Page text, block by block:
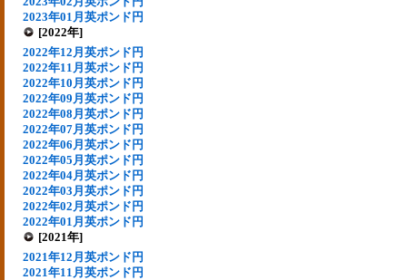
2023年01月英ポンド円
[2022年]
2022年12月英ポンド円
2022年11月英ポンド円
2022年10月英ポンド円
2022年09月英ポンド円
2022年08月英ポンド円
2022年07月英ポンド円
2022年06月英ポンド円
2022年05月英ポンド円
2022年04月英ポンド円
2022年03月英ポンド円
2022年02月英ポンド円
2022年01月英ポンド円
[2021年]
2021年12月英ポンド円
2021年11月英ポンド円